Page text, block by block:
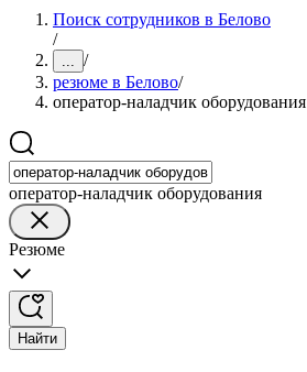
Поиск сотрудников в Белово
/
... /
резюме в Белово/
оператор-наладчик оборудования
оператор-наладчик оборудования
Резюме
Найти